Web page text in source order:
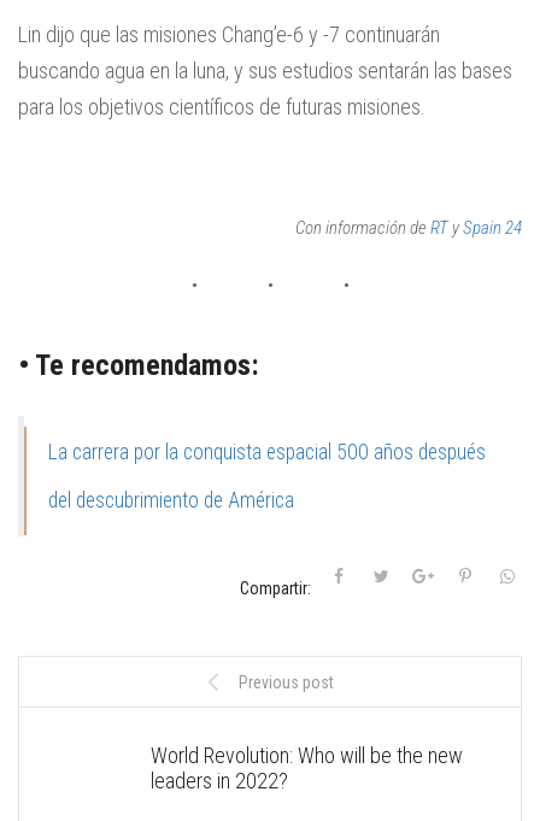
Lin dijo que las misiones Chang’e-6 y -7 continuarán
buscando agua en la luna, y sus estudios sentarán las bases
para los objetivos científicos de futuras misiones.
Con información de RTySpain 24
• Te recomendamos:
La carrera por la conquista espacial 500 años después
del descubrimiento de América
Compartir:
Previous post
World Revolution: Who will be the new
leaders in 2022?